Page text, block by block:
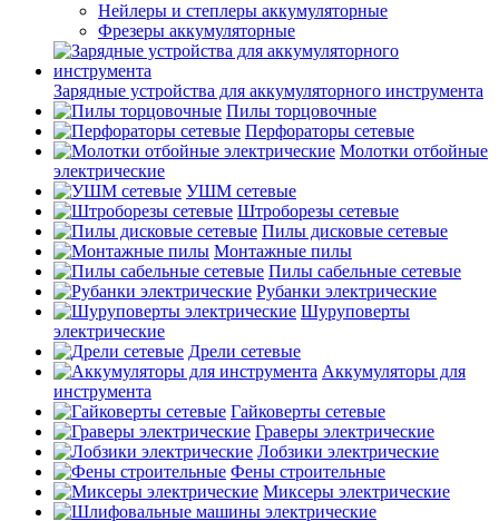
Нейлеры и степлеры аккумуляторные
Фрезеры аккумуляторные
Зарядные устройства для аккумуляторного инструмента
Пилы торцовочные
Перфораторы сетевые
Молотки отбойные
электрические
УШМ сетевые
Штроборезы сетевые
Пилы дисковые сетевые
Монтажные пилы
Пилы сабельные сетевые
Рубанки электрические
Шуруповерты
электрические
Дрели сетевые
Аккумуляторы для
инструмента
Гайковерты сетевые
Граверы электрические
Лобзики электрические
Фены строительные
Миксеры электрические